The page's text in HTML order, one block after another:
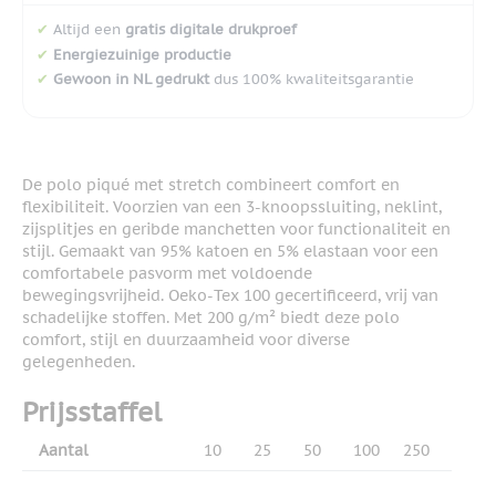
✔ Altijd een gratis digitale drukproef
✔ Energiezuinige productie
✔ Gewoon in NL gedruktdus 100% kwaliteitsgarantie
De polo piqué met stretch combineert comfort en
flexibiliteit. Voorzien van een 3-knoopssluiting, neklint,
zijsplitjes en geribde manchetten voor functionaliteit en
stijl. Gemaakt van 95% katoen en 5% elastaan voor een
comfortabele pasvorm met voldoende
bewegingsvrijheid. Oeko-Tex 100 gecertificeerd, vrij van
schadelijke stoffen. Met 200 g/m² biedt deze polo
comfort, stijl en duurzaamheid voor diverse
gelegenheden.
Prijsstaffel
Aantal 10 25 50 100 250